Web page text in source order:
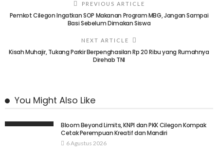
PREVIOUS ARTICLE
Pemkot Cilegon Ingatkan SOP Makanan Program MBG, Jangan Sampai
Basi Sebelum Dimakan Siswa
NEXT ARTICLE
Kisah Muhajir, Tukang Parkir Berpenghasilan Rp 20 Ribu yang Rumahnya
Direhab TNI
You Might Also Like
Bloom Beyond Limits, KNPI dan PKK Cilegon Kompak
Cetak Perempuan Kreatif dan Mandiri
6 Agustus 2026